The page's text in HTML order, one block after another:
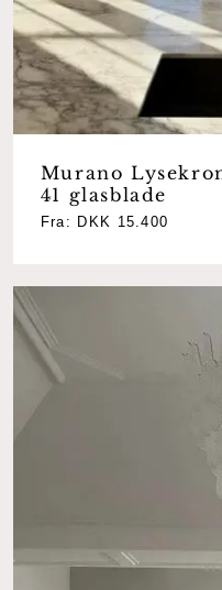
Murano
41 glasblade
Fra: DKK 15.400